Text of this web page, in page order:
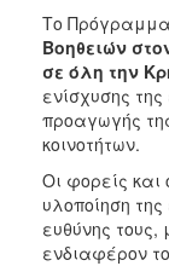
Το
Βοηθειών
σε όλη την
ενίσχυσης
προαγωγής
κοινοτήτων.
Οι φορείς και
υλοποίηση
ευθύνης
ενδιαφέρον